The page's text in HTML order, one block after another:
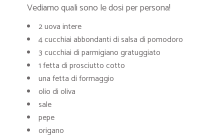
Vediamo quali sono le dosi per persona!
2 uova intere
4 cucchiai abbondanti di salsa di pomodoro
3 cucchiai di parmigiano gratuggiato
1 fetta di prosciutto cotto
una fetta di formaggio
olio di oliva
sale
pepe
origano